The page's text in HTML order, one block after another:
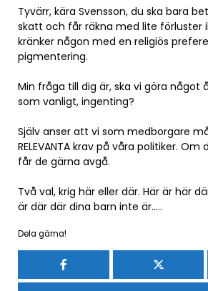
Tyvärr, kära Svensson, du ska bara
skatt och får räkna med lite förluster
kränker någon med en religiös
pigmentering.
Min fråga till dig är, ska vi göra något
som vanligt, ingenting?
Själv anser att vi som medborgare
RELEVANTA krav på våra politiker.
får de gärna avgå.
Två val, krig här eller där. Här är här
är där där dina barn inte är…..
Dela gärna!